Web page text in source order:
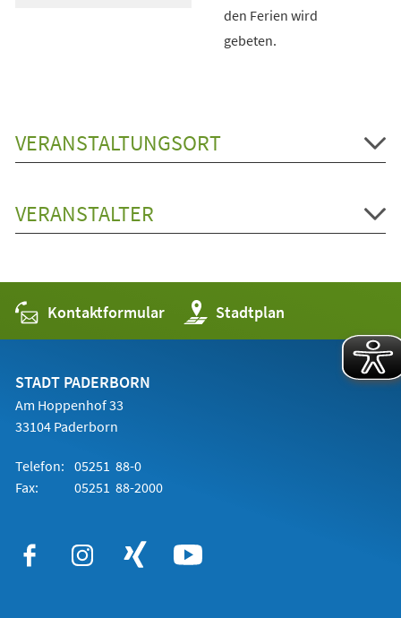
den Ferien wird
gebeten.
VERANSTALTUNGSORT
VERANSTALTER
Kontaktformular Stadtplan
(Öffnet
in
einem
STADT PADERBORN
Am Hoppenhof 33
33104 Paderborn
Telefon: 05251 88-0
Fax:
05251 88-2000